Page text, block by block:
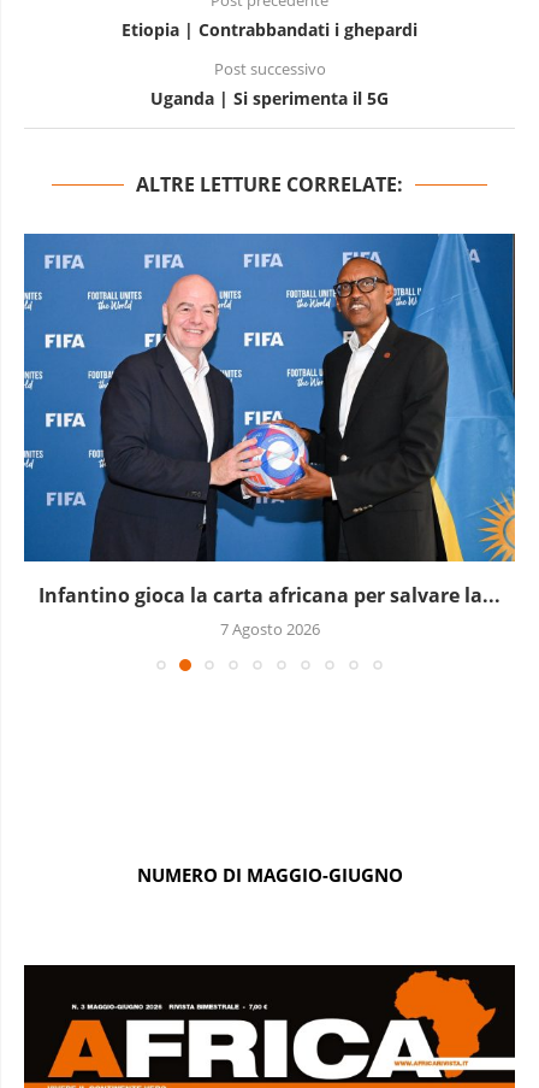
Etiopia | Contrabbandati i ghepardi
Post successivo
Uganda | Si sperimenta il 5G
ALTRE LETTURE CORRELATE:
Infantino gioca la carta africana per salvare la...
7 Agosto 2026
NUMERO DI MAGGIO-GIUGNO